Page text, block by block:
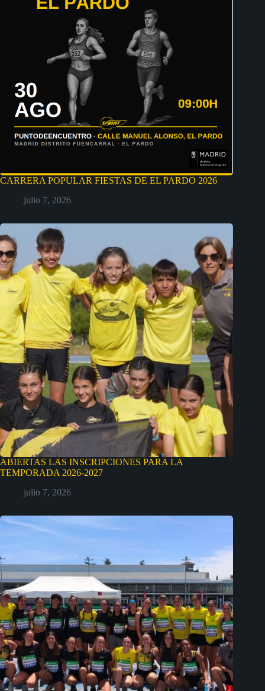
CARRERA POPULAR FIESTAS DE EL PARDO 2026
julio 7, 2026
ABIERTAS LAS INSCRIPCIONES PARA LA
TEMPORADA 2026-2027
julio 7, 2026